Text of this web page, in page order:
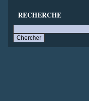
RECHERCHE